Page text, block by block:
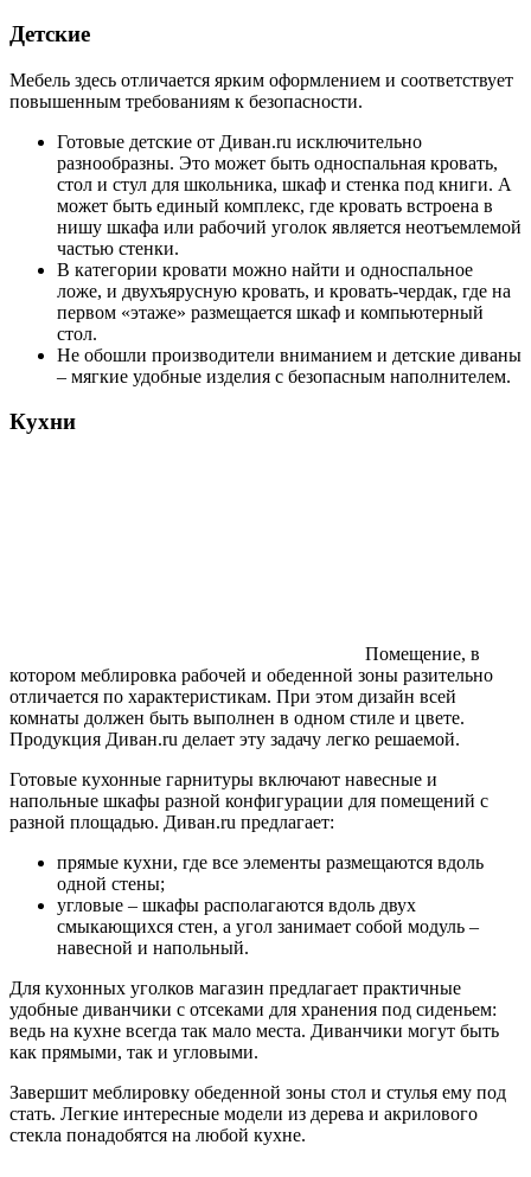
Детские
Мебель здесь отличается ярким оформлением и соответствует
повышенным требованиям к безопасности.
Готовые детские от Диван.ru исключительно
разнообразны. Это может быть односпальная кровать,
стол и стул для школьника, шкаф и стенка под книги. А
может быть единый комплекс, где кровать встроена в
нишу шкафа или рабочий уголок является неотъемлемой
частью стенки.
В категории кровати можно найти и односпальное
ложе, и двухъярусную кровать, и кровать-чердак, где на
первом «этаже» размещается шкаф и компьютерный
стол.
Не обошли производители вниманием и детские диваны
– мягкие удобные изделия с безопасным наполнителем.
Кухни
Помещение, в
котором меблировка рабочей и обеденной зоны разительно
отличается по характеристикам. При этом дизайн всей
комнаты должен быть выполнен в одном стиле и цвете.
Продукция Диван.ru делает эту задачу легко решаемой.
Готовые кухонные гарнитуры включают навесные и
напольные шкафы разной конфигурации для помещений с
разной площадью. Диван.ru предлагает:
прямые кухни, где все элементы размещаются вдоль
одной стены;
угловые – шкафы располагаются вдоль двух
смыкающихся стен, а угол занимает собой модуль –
навесной и напольный.
Для кухонных уголков магазин предлагает практичные
удобные диванчики с отсеками для хранения под сиденьем:
ведь на кухне всегда так мало места. Диванчики могут быть
как прямыми, так и угловыми.
Завершит меблировку обеденной зоны стол и стулья ему под
стать. Легкие интересные модели из дерева и акрилового
стекла понадобятся на любой кухне.